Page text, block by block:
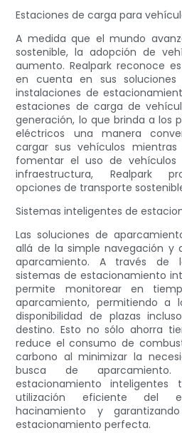
Estaciones de carga para
A medida que el mundo
sostenible, la adopción de
aumento. Realpark reconoce
en cuenta en sus soluciones
instalaciones de
estaciones de carga de
generación, lo que brinda a los
eléctricos una manera
cargar sus vehículos mientras
fomentar el uso de
infraestructura, Realpark
opciones de transporte
Sistemas inteligentes de
Las soluciones de
allá de la simple navegación y
aparcamiento. A través de
sistemas de estacionamiento
permite monitorear en
aparcamiento, permitiendo a
disponibilidad de plazas
destino. Esto no sólo ahorra
reduce el consumo de
carbono al minimizar la
busca de
estacionamiento inteligentes
utilización eficiente del
hacinamiento y
estacionamiento perfecta.